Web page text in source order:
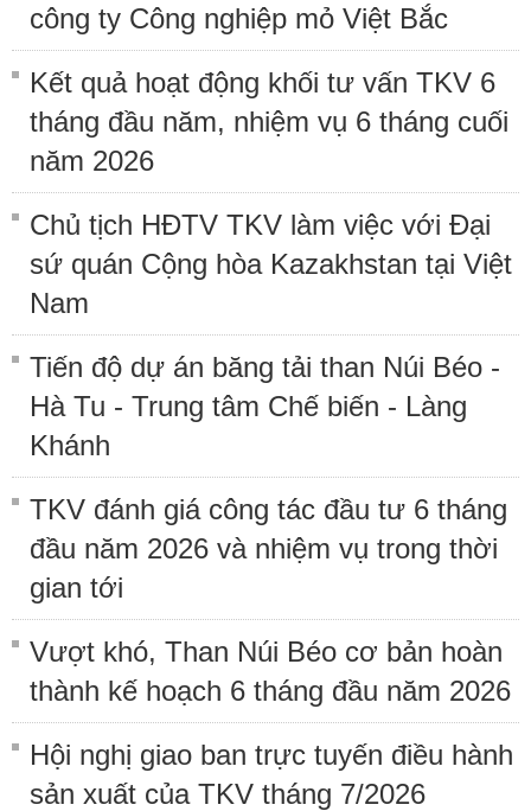
công ty Công nghiệp mỏ Việt Bắc
Kết quả hoạt động khối tư vấn TKV 6
tháng đầu năm, nhiệm vụ 6 tháng cuối
năm 2026
Chủ tịch HĐTV TKV làm việc với Đại
sứ quán Cộng hòa Kazakhstan tại Việt
Nam
Tiến độ dự án băng tải than Núi Béo -
Hà Tu - Trung tâm Chế biến - Làng
Khánh
TKV đánh giá công tác đầu tư 6 tháng
đầu năm 2026 và nhiệm vụ trong thời
gian tới
Vượt khó, Than Núi Béo cơ bản hoàn
thành kế hoạch 6 tháng đầu năm 2026
Hội nghị giao ban trực tuyến điều hành
sản xuất của TKV tháng 7/2026